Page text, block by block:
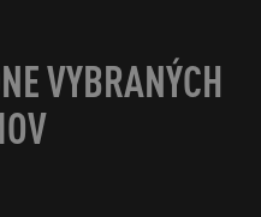
VYBRANÝCH